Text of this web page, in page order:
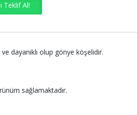
Teklif Al!
dayanıklı olup gönye köşelidir.
sağlamaktadır.